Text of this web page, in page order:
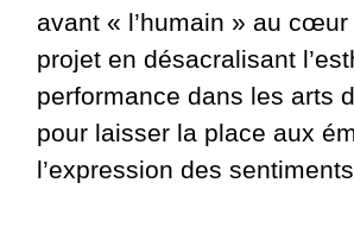
avant « l’humain » au cœur
projet en désacralisant
performance dans les arts
pour laisser la place aux
l’expression des